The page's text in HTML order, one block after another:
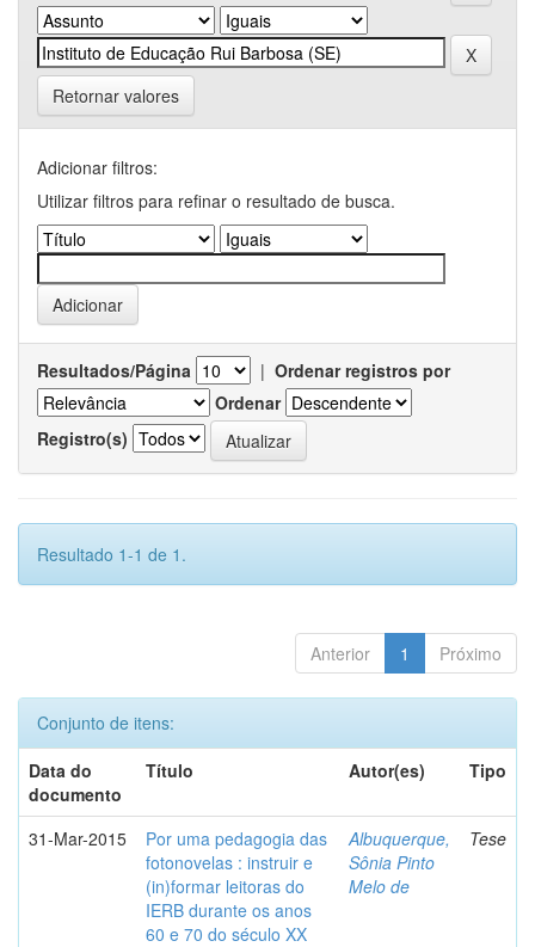
Retornar valores
Adicionar filtros:
Utilizar filtros para refinar o resultado de busca.
Resultados/Página | Ordenar registros por
Ordenar
Registro(s)
Resultado 1-1 de 1.
Anterior 1 Próximo
Conjunto de itens:
Data do
documento
Título Autor(es) Tipo
31-Mar-2015
Por uma pedagogia das
fotonovelas : instruir e
(in)formar leitoras do
IERB durante os anos
60 e 70 do século XX
Albuquerque,
Sônia Pinto
Melo de
Tese